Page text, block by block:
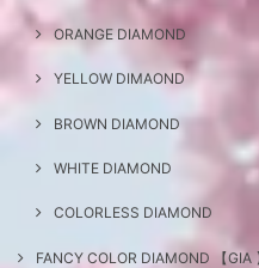
ORANGE DIAMOND
YELLOW DIMAOND
BROWN DIAMOND
WHITE DIAMOND
COLORLESS DIAMOND
FANCY COLOR DIAMOND 【GIA